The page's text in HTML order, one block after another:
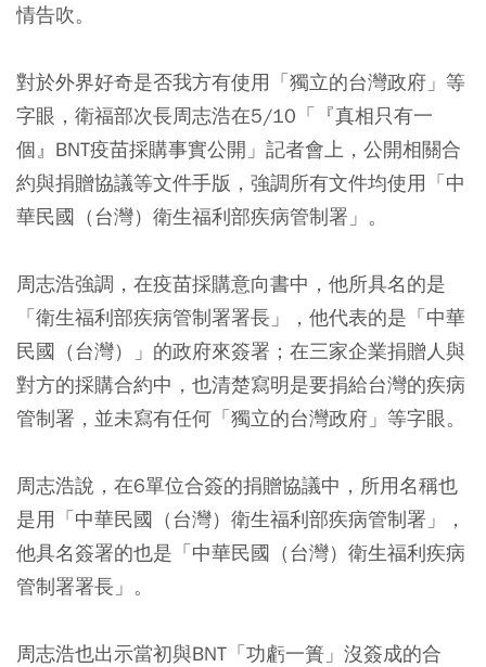
情告吹。
對於外界好奇是否我方有使用「獨立的台灣政府」等
字眼，衛福部次長周志浩在5/10「『真相只有一
個』BNT疫苗採購事實公開」記者會上，公開相關合
約與捐贈協議等文件手版，強調所有文件均使用「中
華民國（台灣）衛生福利部疾病管制署」。
周志浩強調，在疫苗採購意向書中，他所具名的是
「衛生福利部疾病管制署署長」，他代表的是「中華
民國（台灣）」的政府來簽署；在三家企業捐贈人與
對方的採購合約中，也清楚寫明是要捐給台灣的疾病
管制署，並未寫有任何「獨立的台灣政府」等字眼。
周志浩說，在6單位合簽的捐贈協議中，所用名稱也
是用「中華民國（台灣）衛生福利部疾病管制署」，
他具名簽署的也是「中華民國（台灣）衛生福利疾病
管制署署長」。
周志浩也出示當初與BNT「功虧一簣」沒簽成的合